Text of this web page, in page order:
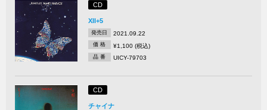
CD
XII+5
発売日 2021.09.22
価 格 ¥1,100 (税込)
品 番 UICY-79703
CD
チャイナ